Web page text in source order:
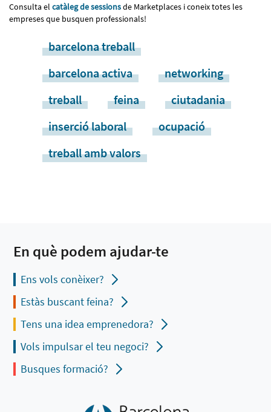
Consulta el catàleg de sessionsde Marketplaces i coneix totes les
empreses que busquen professionals!
barcelona treball
barcelona activa
networking
treball
feina
ciutadania
inserció laboral
ocupació
treball amb valors
En què podem ajudar-te
Ens vols conèixer?
Estàs buscant feina?
Tens una idea emprenedora?
Vols impulsar el teu negoci?
Busques formació?